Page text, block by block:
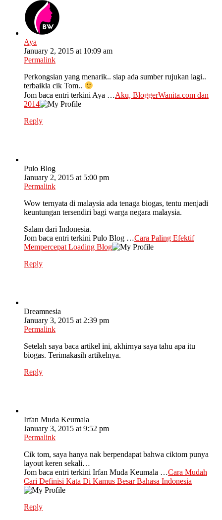
Aya
January 2, 2015 at 10:09 am
Permalink
Perkongsian yang menarik.. siap ada sumber rujukan lagi..
terbaikla cik Tom..
Jom baca entri terkini Aya …Aku, BloggerWanita.com dan
2014
Reply
Pulo Blog
January 2, 2015 at 5:00 pm
Permalink
Wow ternyata di malaysia ada tenaga biogas, tentu menjadi
keuntungan tersendiri bagi warga negara malaysia.
Salam dari Indonesia.
Jom baca entri terkini Pulo Blog …Cara Paling Efektif
Mempercepat Loading Blog
Reply
Dreamnesia
January 3, 2015 at 2:39 pm
Permalink
Setelah saya baca artikel ini, akhirnya saya tahu apa itu
biogas. Terimakasih artikelnya.
Reply
Irfan Muda Keumala
January 3, 2015 at 9:52 pm
Permalink
Cik tom, saya hanya nak berpendapat bahwa ciktom punya
layout keren sekali…
Jom baca entri terkini Irfan Muda Keumala …Cara Mudah
Cari Definisi Kata Di Kamus Besar Bahasa Indonesia
Reply